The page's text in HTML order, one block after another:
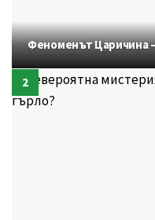
Феноменът Царичина